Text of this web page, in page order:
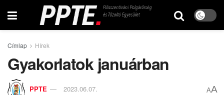
Címlap Hírek
Gyakorlatok januárban
PPTE 2023.06.07. AA